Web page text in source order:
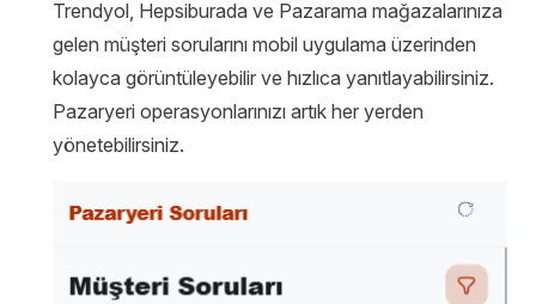
Trendyol, Hepsiburada ve Pazarama mağazalarınıza
gelen müşteri sorularını mobil uygulama üzerinden
kolayca görüntüleyebilir ve hızlıca yanıtlayabilirsiniz.
Pazaryeri operasyonlarınızı artık her yerden
yönetebilirsiniz.